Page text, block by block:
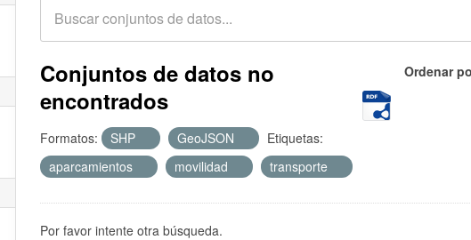
Ordenar
Conjuntos de datos no
encontrados
Formatos: SHP GeoJSON
Etiquetas:
aparcamientos
movilidad transporte
Por favor intente otra búsqueda.